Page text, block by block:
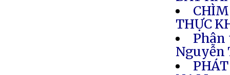
THỰC
Phân
Nguyễn